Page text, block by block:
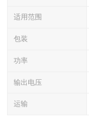
适用范围
包装
功率
输出电压
运输